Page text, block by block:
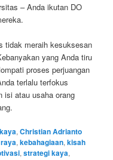
– Anda ikutan DO
tidak meraih kesuksesan
yang Anda tiru
proses perjuangan
terlalu terfokus
isi atau usaha orang
,Christian Adrianto
,kebahagiaan,kisah
,strategi kaya,